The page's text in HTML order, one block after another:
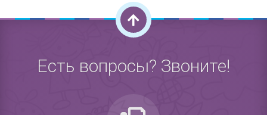
Есть вопросы? Звоните!